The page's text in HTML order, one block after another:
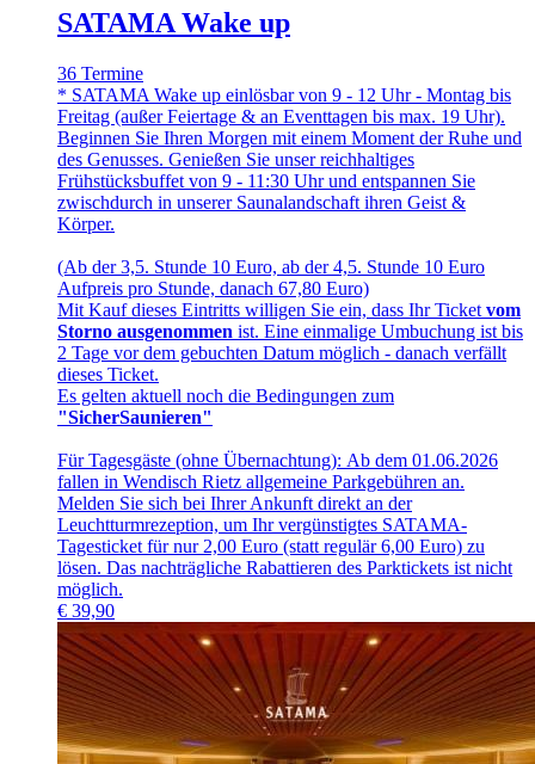
SATAMA Wake up
36 Termine
* SATAMA Wake up einlösbar von 9 - 12 Uhr - Montag bis
Freitag (außer Feiertage & an Eventtagen bis max. 19 Uhr).
Beginnen Sie Ihren Morgen mit einem Moment der Ruhe und
des Genusses. Genießen Sie unser reichhaltiges
Frühstücksbuffet von 9 - 11:30 Uhr und entspannen Sie
zwischdurch in unserer Saunalandschaft ihren Geist &
Körper.
(Ab der 3,5. Stunde 10 Euro, ab der 4,5. Stunde 10 Euro
Aufpreis pro Stunde, danach 67,80 Euro)
Mit Kauf dieses Eintritts willigen Sie ein, dass Ihr Ticket vom
Storno ausgenommen ist. Eine einmalige Umbuchung ist bis
2 Tage vor dem gebuchten Datum möglich - danach verfällt
dieses Ticket.
Es gelten aktuell noch die Bedingungen zum
"SicherSaunieren"
Für Tagesgäste (ohne Übernachtung): Ab dem 01.06.2026
fallen in Wendisch Rietz allgemeine Parkgebühren an.
Melden Sie sich bei Ihrer Ankunft direkt an der
Leuchtturmrezeption, um Ihr vergünstigtes SATAMA-
Tagesticket für nur 2,00 Euro (statt regulär 6,00 Euro) zu
lösen. Das nachträgliche Rabattieren des Parktickets ist nicht
möglich.
€ 39,90